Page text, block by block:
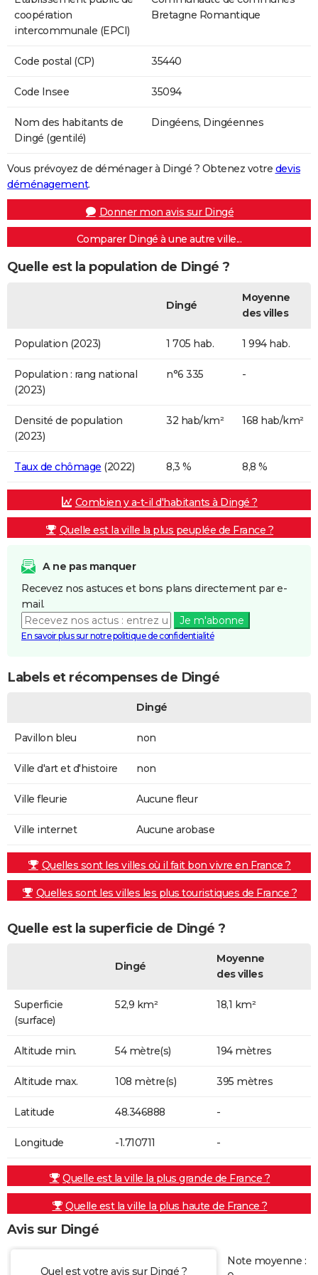
coopération
intercommunale (EPCI)
Bretagne Romantique
Code postal (CP) 35440
Code Insee 35094
Nom des habitants de
Dingé (gentilé)
Dingéens, Dingéennes
Vous prévoyez de déménager à Dingé ? Obtenez votre devis
déménagement.
Donner mon avis sur Dingé
Comparer Dingé à une autre ville...
Quelle est la population de Dingé ?
Dingé
Moyenne
des villes
Population (2023) 1 705 hab. 1 994 hab.
Population : rang national
(2023)
n°6 335 -
Densité de population
(2023)
32 hab/km² 168 hab/km²
Taux de chômage (2022) 8,3 % 8,8 %
Combien y a-t-il d'habitants à Dingé ?
Quelle est la ville la plus peuplée de France ?
A ne pas manquer
Recevez nos astuces et bons plans directement par e-
mail.
Je m'abonne
En savoir plus sur notre politique de confidentialité
Labels et récompenses de Dingé
Dingé
Pavillon bleu non
Ville d'art et d'histoire non
Ville fleurie Aucune fleur
Ville internet Aucune arobase
Quelles sont les villes où il fait bon vivre en France ?
Quelles sont les villes les plus touristiques de France ?
Quelle est la superficie de Dingé ?
Dingé
Moyenne
des villes
Superficie
(surface)
52,9 km² 18,1 km²
Altitude min. 54 mètre(s) 194 mètres
Altitude max. 108 mètre(s) 395 mètres
Latitude 48.346888 -
Longitude -1.710711 -
Quelle est la ville la plus grande de France ?
Quelle est la ville la plus haute de France ?
Avis sur Dingé
Quel est votre avis sur Dingé ?
Note moyenne :